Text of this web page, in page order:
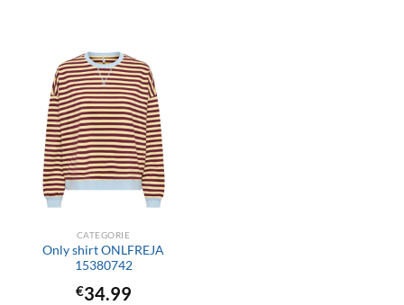
CATEGORIE
Only shirt ONLFREJA
15380742
€34.99